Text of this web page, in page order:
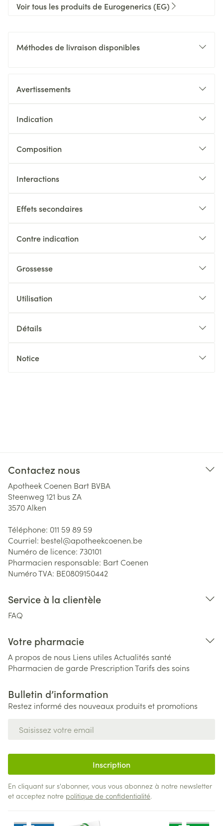
Voir tous les produits de Eurogenerics (EG)
Méthodes de livraison disponibles
Avertissements
Indication
Composition
Interactions
Effets secondaires
Contre indication
Grossesse
Utilisation
Détails
Notice
Contactez nous
Apotheek Coenen Bart BVBA
Steenweg 121 bus ZA
3570Alken
Téléphone: 011 59 89 59
Courriel: bestel@apotheekcoenen.be
Numéro de licence: 730101
Pharmacien responsable: Bart Coenen
Numéro TVA: BE0809150442
Service à la clientèle
FAQ
Votre pharmacie
A propos de nous Liens utiles Actualités santé
Pharmacien de garde PrescriptionTarifs des soins
Bulletin d’information
Restez informé des nouveaux produits et promotions
Inscription
En cliquant sur s'abonner, vous vous abonnez à notre newsletter
et acceptez notre politique de confidentialité.